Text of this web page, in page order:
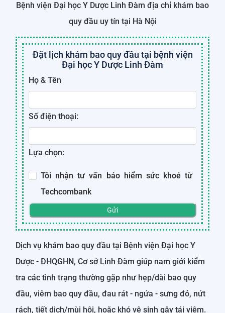
Bệnh viện Đại học Y Dược Linh Đàm địa chỉ khám bao
quy đầu uy tín tại Hà Nội
Đặt lịch khám bao quy đầu tại bệnh viện
Đại học Y Dược Linh Đàm
Họ & Tên
Số điện thoại:
Lựa chọn:
Tôi nhận tư vấn bảo hiểm sức khoẻ từ
Techcombank
Gửi
Dịch vụ khám bao quy đầu tại Bệnh viện Đại học Y
Dược - ĐHQGHN, Cơ sở Linh Đàm giúp nam giới kiểm
tra các tình trạng thường gặp như hẹp/dài bao quy
đầu, viêm bao quy đầu, đau rát - ngứa - sưng đỏ, nứt
rách, tiết dịch/mùi hôi, hoặc khó vệ sinh gây tái viêm.